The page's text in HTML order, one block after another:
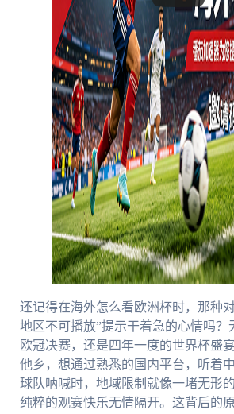
还记得在海外怎么看欧洲杯时，那种
地区不可播放”提示干着急的心情吗？
欧冠决赛，还是四年一度的世界杯盛
他乡，想通过熟悉的国内平台，听着
球队呐喊时，地域限制就像一堵无形
纯粹的观赛快乐无情隔开。这背后的